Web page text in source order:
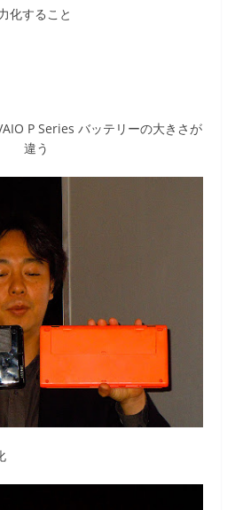
化すること
P Series バッテリーの大きさが
違う